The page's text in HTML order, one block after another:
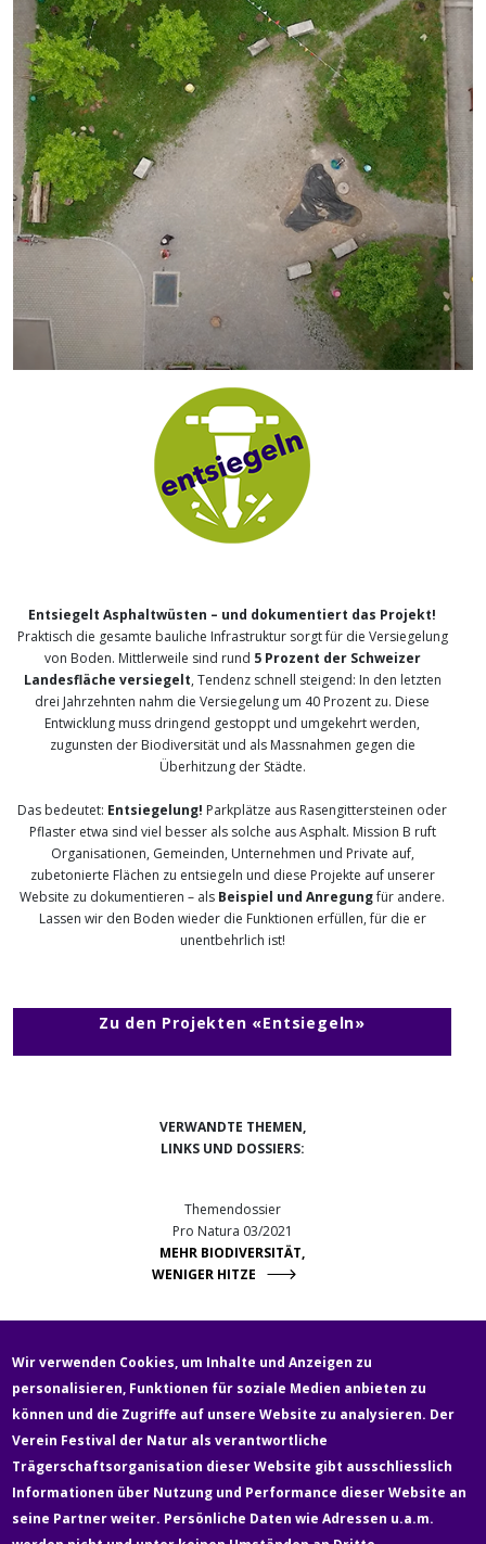
Entsiegelt Asphaltwüsten – und dokumentiert das Projekt!
Praktisch die gesamte bauliche Infrastruktur sorgt für die Versiegelung
von Boden. Mittlerweile sind rund 5 Prozent der Schweizer
Landesfläche versiegelt, Tendenz schnell steigend: In den letzten
drei Jahrzehnten nahm die Versiegelung um 40 Prozent zu. Diese
Entwicklung muss dringend gestoppt und umgekehrt werden,
zugunsten der Biodiversität und als Massnahmen gegen die
Überhitzung der Städte.
Das bedeutet: Entsiegelung! Parkplätze aus Rasengittersteinen oder
Pflaster etwa sind viel besser als solche aus Asphalt. Mission B ruft
Organisationen, Gemeinden, Unternehmen und Private auf,
zubetonierte Flächen zu entsiegeln und diese Projekte auf unserer
Website zu dokumentieren – als Beispiel und Anregungfür andere.
Lassen wir den Boden wieder die Funktionen erfüllen, für die er
unentbehrlich ist!
Zu den Projekten «Entsiegeln»
VERWANDTE THEMEN,
LINKS UND DOSSIERS:
Themendossier
Pro Natura 03/2021
MEHR BIODIVERSITÄT,
WENIGER HITZE
«Klimaoase» Naturama
ANPASSUNGSPROJEKT AN
Fußzeile
Newsletter Über uns Kontakt Medien
Wir verwenden Cookies, um Inhalte und Anzeigen zu
personalisieren, Funktionen für soziale Medien anbieten zu
können und die Zugriffe auf unsere Website zu analysieren. Der
Verein Festival der Natur als verantwortliche
Trägerschaftsorganisation dieser Website gibt ausschliesslich
Informationen über Nutzung und Performance dieser Website an
seine Partner weiter. Persönliche Daten wie Adressen u.a.m.